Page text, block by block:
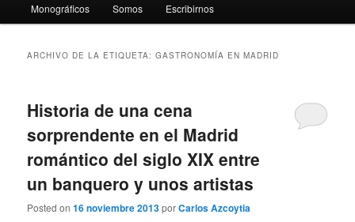
Monográficos Somos Escribirnos
ARCHIVO DE LA ETIQUETA:GASTRONOMÍA EN MADRID
Historia de una cena
sorprendente en el Madrid
romántico del siglo XIX entre
un banquero y unos artistas
Posted on16 noviembre 2013porCarlos Azcoytia